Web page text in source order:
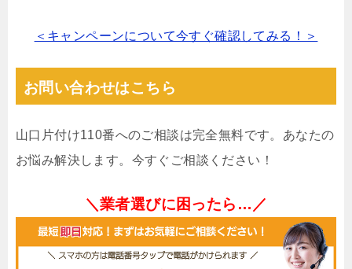
＜キャンペーンについて今すぐ確認してみる！＞
お問い合わせはこちら
山口片付け110番へのご相談は完全無料です。あなたの
お悩み解決します。今すぐご相談ください！
＼業者選びに困ったら…／